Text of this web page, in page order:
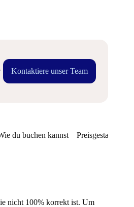
Kontaktiere unser Team
du buchen kannst Preisgestaltung
nicht 100% korrekt ist. Um